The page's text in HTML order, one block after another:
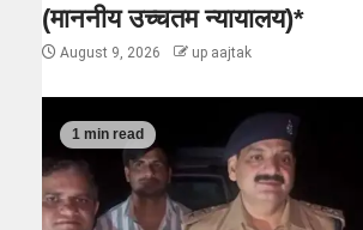
(माननीय उच्चतम न्यायालय)*
August 9, 2026 up aajtak
1 min read